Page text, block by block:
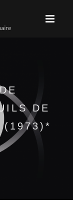
DE
(1973)*